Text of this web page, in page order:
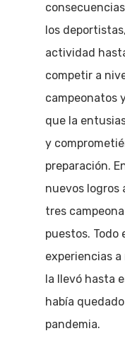
los
actividad
competir a
campeonatos
que la
y
preparación.
nuevos logros
tres
puestos. Todo
experiencias
la llevó hasta
había
pandemia.